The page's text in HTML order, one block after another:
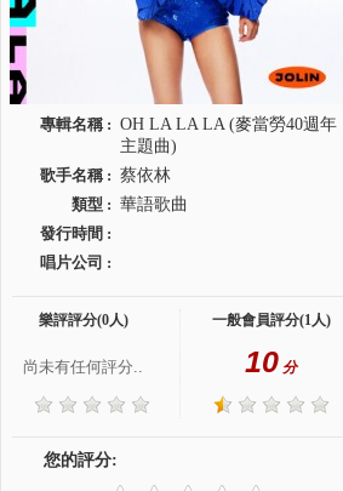
專輯名稱 : OH LA LA LA (麥當勞40週年
主題曲)
歌手名稱 : 蔡依林
類型 : 華語歌曲
發行時間 :
唱片公司 :
樂評評分(0人)
尚未有任何評分..
一般會員評分(1人)
10 分
您的評分: